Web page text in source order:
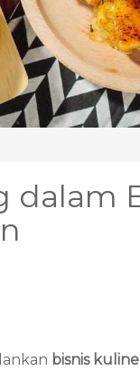
dalam
bisnis